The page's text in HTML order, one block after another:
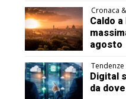
Cronaca
Caldo
agosto
Tendenze
Digital
da